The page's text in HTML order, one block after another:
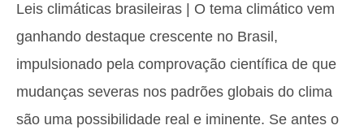
Leis climáticas brasileiras | O tema climático vem
ganhando destaque crescente no Brasil,
impulsionado pela comprovação científica de que
mudanças severas nos padrões globais do clima
são uma possibilidade real e iminente. Se antes o